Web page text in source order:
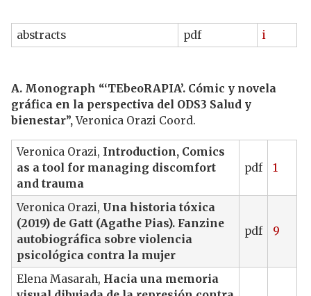
abstracts pdf i
A. Monograph “‘TEbeoRAPIA’. Cómic y novela
gráfica en la perspectiva del ODS3 Salud y
bienestar”,Veronica Orazi Coord.
Veronica Orazi, Introduction, Comics
as a tool for managing discomfort
and trauma
pdf 1
Veronica Orazi, Una historia tóxica
(2019) de Gatt (Agathe Pias). Fanzine
autobiográfica sobre violencia
psicológica contra la mujer
pdf 9
Elena Masarah, Hacia una memoria